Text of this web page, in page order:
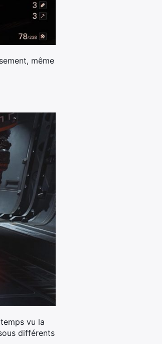
même
vu la
différents